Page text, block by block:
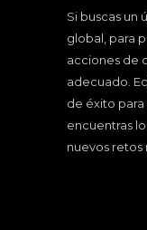
Si buscas un
global, para
acciones de
adecuado.
de éxito
encuentras
nuevos retos